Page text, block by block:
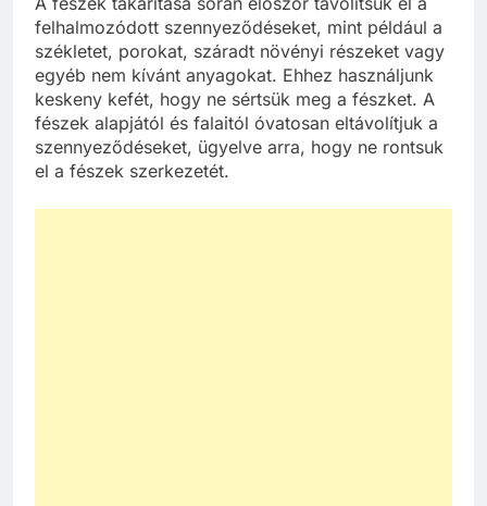
felhalmozódott szennyeződéseket, mint például a
székletet, porokat, száradt növényi részeket vagy
egyéb nem kívánt anyagokat. Ehhez használjunk
keskeny kefét, hogy ne sértsük meg a fészket. A
fészek alapjától és falaitól óvatosan eltávolítjuk a
szennyeződéseket, ügyelve arra, hogy ne rontsuk
el a fészek szerkezetét.